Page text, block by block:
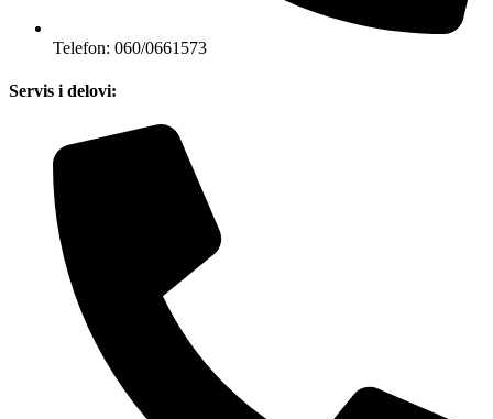
Telefon: 060/0661573
Servis i delovi: